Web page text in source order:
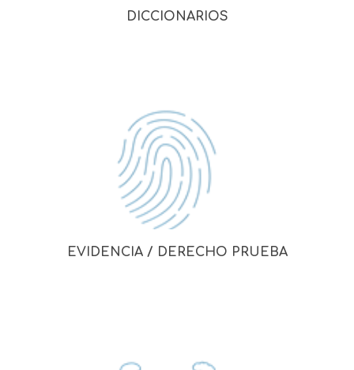
DICCIONARIOS
EVIDENCIA / DERECHO PRUEBA